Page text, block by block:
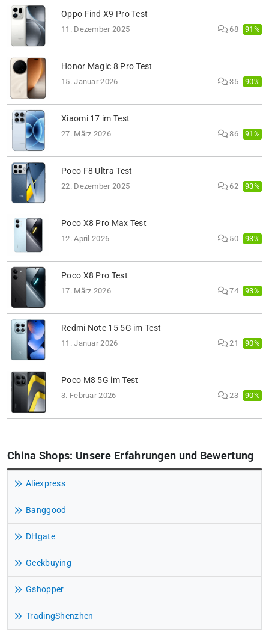
Oppo Find X9 Pro Test
11. Dezember 2025 68 91%
Honor Magic 8 Pro Test
15. Januar 2026 35 90%
Xiaomi 17 im Test
27. März 2026 86 91%
Poco F8 Ultra Test
22. Dezember 2025 62 93%
Poco X8 Pro Max Test
12. April 2026 50 93%
Poco X8 Pro Test
17. März 2026 74 93%
Redmi Note 15 5G im Test
11. Januar 2026 21 90%
Poco M8 5G im Test
3. Februar 2026 23 90%
China Shops: Unsere Erfahrungen und Bewertung
Aliexpress
Banggood
DHgate
Geekbuying
Gshopper
TradingShenzhen